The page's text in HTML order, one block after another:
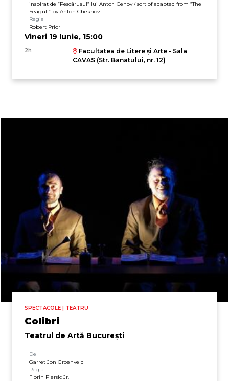
inspirat de ”Pescărușul” lui Anton Cehov / sort of adapted from ”The
Seagull” by Anton Chekhov
Regia
Robert Prior
Vineri 19 Iunie, 15:00
2h
Facultatea de Litere și Arte - Sala
CAVAS (Str. Banatului, nr. 12)
SPECTACOLE | TEATRU
Colibri
Teatrul de Artă București
De
Garret Jon Groenveld
Regia
Florin Piersic Jr.